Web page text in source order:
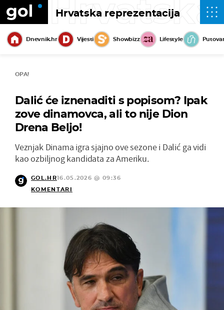
Hrvatska reprezentacija
Dnevnik.hr Vijesti Showbizz Lifestyle
OPA!
Dalić će iznenaditi s popisom? Ipak
zove dinamovca, ali to nije Dion
Drena Beljo!
Veznjak Dinama igra sjajno ove sezone i Dalić ga vidi
kao ozbiljnog kandidata za Ameriku.
GOL.HR16.05.2026 @ 09:36
KOMENTARI